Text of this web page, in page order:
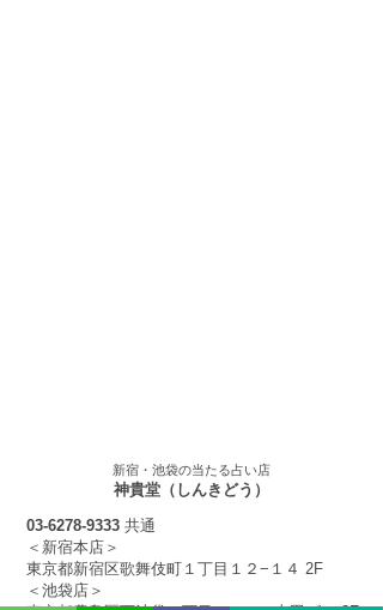
新宿・池袋の当たる占い​店
神貴堂（しんきどう）
03-6278-9333 共通
＜新宿本店＞
東京都新宿区歌舞伎町１丁目１２ −１４ 2F
＜池袋店＞